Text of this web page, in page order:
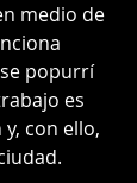
medio de
popurrí
es
con ello,